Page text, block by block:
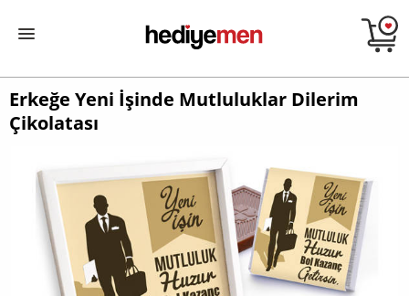
Erkeğe Yeni İşinde Mutluluklar Dilerim
Çikolatası